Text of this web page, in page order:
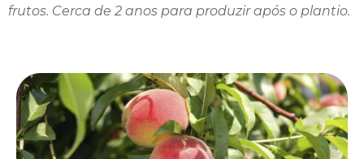
frutos. Cerca de 2 anos para produzir após o plantio.